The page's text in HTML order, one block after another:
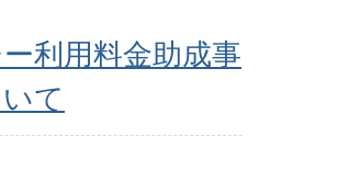
利用料金助成事
て